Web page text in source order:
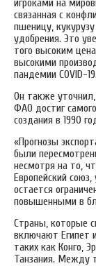
игроками на
связанная с
пшеницу,
удобрения. Это
того высоким
высокими
пандемии COVID-
Он также
ФАО достиг
создания в 1990
«Прогнозы
были
несмотря на то,
Европейский
остается
повышенными в
Страны, которые
включают Египет
таких как Конго,
Танзания. Между